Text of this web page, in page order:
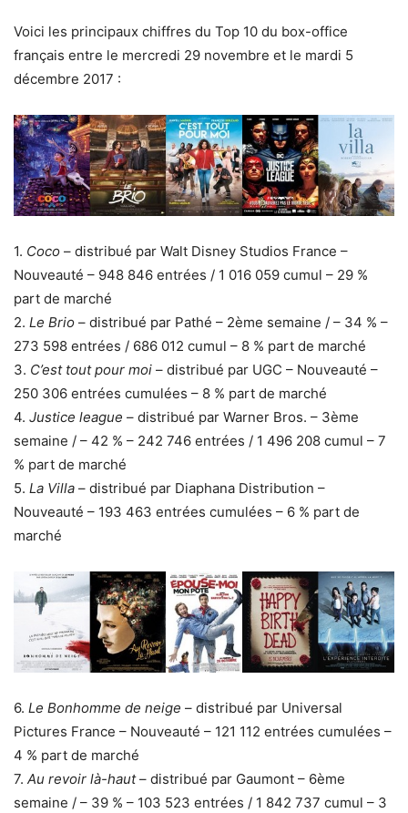
Voici les principaux chiffres du Top 10 du box-office
français entre le mercredi 29 novembre et le mardi 5
décembre 2017 :
1. Coco – distribué par Walt Disney Studios France –
Nouveauté – 948 846 entrées / 1 016 059 cumul – 29 %
part de marché
2. Le Brio – distribué par Pathé – 2ème semaine / – 34 % –
273 598 entrées / 686 012 cumul – 8 % part de marché
3. C’est tout pour moi – distribué par UGC – Nouveauté –
250 306 entrées cumulées – 8 % part de marché
4. Justice league – distribué par Warner Bros. – 3ème
semaine / – 42 % – 242 746 entrées / 1 496 208 cumul – 7
% part de marché
5. La Villa – distribué par Diaphana Distribution –
Nouveauté – 193 463 entrées cumulées – 6 % part de
marché
6. Le Bonhomme de neige – distribué par Universal
Pictures France – Nouveauté – 121 112 entrées cumulées –
4 % part de marché
7. Au revoir là-haut– distribué par Gaumont – 6ème
semaine / – 39 % – 103 523 entrées / 1 842 737 cumul – 3